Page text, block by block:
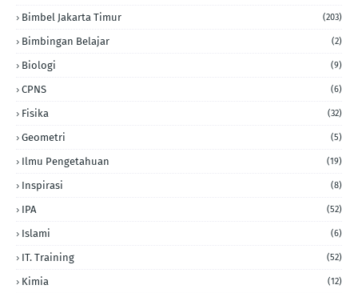
Bimbel Jakarta Timur (203)
Bimbingan Belajar (2)
Biologi (9)
CPNS (6)
Fisika (32)
Geometri (5)
Ilmu Pengetahuan (19)
Inspirasi (8)
IPA (52)
Islami (6)
IT. Training (52)
Kimia (12)